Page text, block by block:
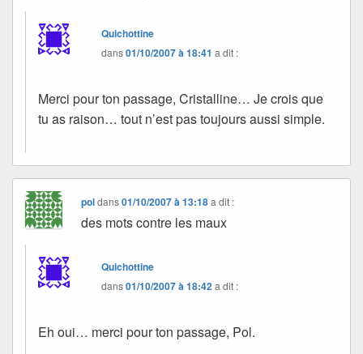
Quichottine
dans01/10/2007 à 18:41 a dit :
Merci pour ton passage, Cristalline… Je crois que
tu as raison… tout n’est pas toujours aussi simple.
poldans01/10/2007 à 13:18 a dit :
des mots contre les maux
Quichottine
dans01/10/2007 à 18:42a dit :
Eh oui… merci pour ton passage, Pol.